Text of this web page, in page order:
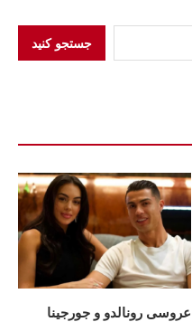
جستجو کنید
عروسی رونالدو و جورجینا